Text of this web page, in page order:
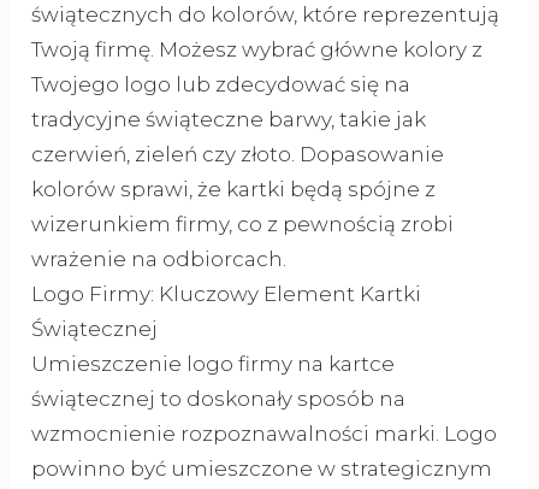
świątecznych do kolorów, które reprezentują
Twoją firmę. Możesz wybrać główne kolory z
Twojego logo lub zdecydować się na
tradycyjne świąteczne barwy, takie jak
czerwień, zieleń czy złoto. Dopasowanie
kolorów sprawi, że kartki będą spójne z
wizerunkiem firmy, co z pewnością zrobi
wrażenie na odbiorcach.
Logo Firmy: Kluczowy Element Kartki
Świątecznej
Umieszczenie logo firmy na kartce
świątecznej to doskonały sposób na
wzmocnienie rozpoznawalności marki. Logo
powinno być umieszczone w strategicznym